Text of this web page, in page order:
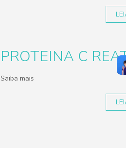
PROTEINA C
Saiba mais